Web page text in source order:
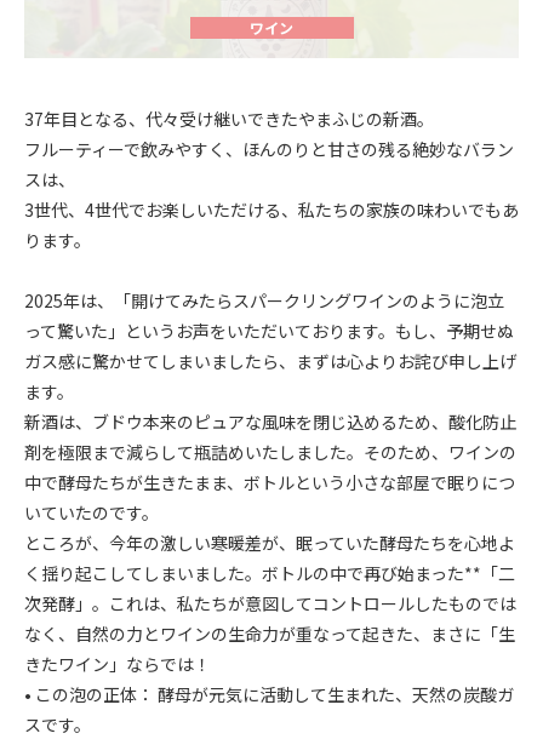
ワイン
37年目となる、代々受け継いできたやまふじの新酒。
フルーティーで飲みやすく、ほんのりと甘さの残る絶妙なバラン
スは、
3世代、4世代でお楽しいただける、私たちの家族の味わいでもあ
ります。
2025年は、「開けてみたらスパークリングワインのように泡立
って驚いた」というお声をいただいております。もし、予期せぬ
ガス感に驚かせてしまいましたら、まずは心よりお詫び申し上げ
ます。
新酒は、ブドウ本来のピュアな風味を閉じ込めるため、酸化防止
剤を極限まで減らして瓶詰めいたしました。そのため、ワインの
中で酵母たちが生きたまま、ボトルという小さな部屋で眠りにつ
いていたのです。
ところが、今年の激しい寒暖差が、眠っていた酵母たちを心地よ
く揺り起こしてしまいました。ボトルの中で再び始まった**「二
次発酵」。これは、私たちが意図してコントロールしたものでは
なく、自然の力とワインの生命力が重なって起きた、まさに「生
きたワイン」ならでは！
• この泡の正体： 酵母が元気に活動して生まれた、天然の炭酸ガ
スです。